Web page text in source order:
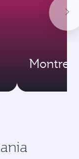
Montreal